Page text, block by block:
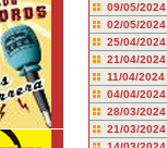
09/05/2024
02/05/2024
25/04/2024
21/04/2024
11/04/2024
04/04/2024
28/03/2024
21/03/2024